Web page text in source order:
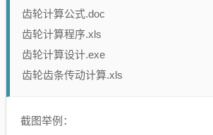
齿轮计算公式.doc
齿轮计算程序.xls
齿轮计算设计.exe
齿轮齿条传动计算.xls
截图举例：